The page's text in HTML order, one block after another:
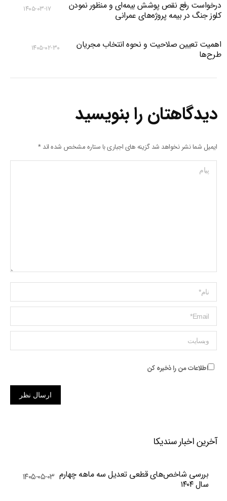
درخواست رفع نقص پوشش بیمه‌ای و منظور نمودن
کلوز جنگ در بیمه پروژه‌های عمرانی
۱۴۰۵-۰۳-۱۷
اهمیت تعیین صلاحیت و نحوه انتخاب مجریان
طرح‌ها
۱۴۰۵-۰۲-۳۰
دیدگاهتان را بنویسید
ایمیل شما نشر نخواهد شد گزینه های اجباری با ستاره مشخص شده اند*
پیام
Name *
ایمیل *
وبسایت
اطلاعات من را ذخیره کن
ارسال نظر
آخرین اخبار سندیکا
بررسی شاخص‌های قطعی تعدیل سه ماهه چهارم
سال ۱۴۰۴
۱۴۰۵-۰۵-۰۳